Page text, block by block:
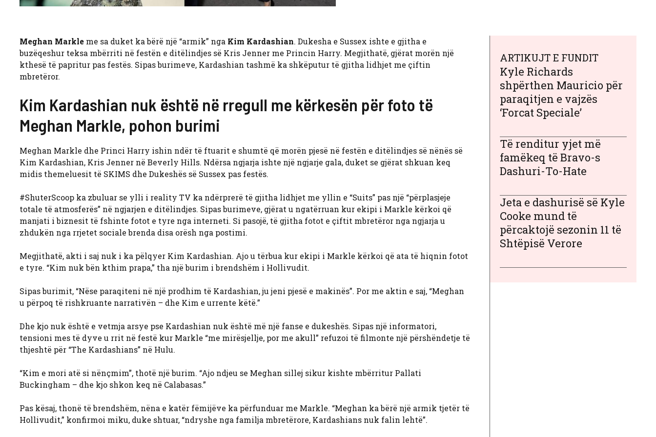
Meghan Markle me sa duket ka bërë një “armik” nga Kim Kardashian. Dukesha e Sussex ishte e gjitha e
buzëqeshur teksa mbërriti në festën e ditëlindjes së Kris Jenner me Princin Harry. Megjithatë, gjërat morën një
kthesë të papritur pas festës. Sipas burimeve, Kardashian tashmë ka shkëputur të gjitha lidhjet me çiftin
mbretëror.
Kim Kardashian nuk është në rregull me kërkesën për foto të
Meghan Markle, pohon burimi
Meghan Markle dhe Princi Harry ishin ndër të ftuarit e shumtë që morën pjesë në festën e ditëlindjes së nënës së
Kim Kardashian, Kris Jenner në Beverly Hills. Ndërsa ngjarja ishte një ngjarje gala, duket se gjërat shkuan keq
midis themeluesit të SKIMS dhe Dukeshës së Sussex pas festës.
#ShuterScoop ka zbuluar se ylli i reality TV ka ndërprerë të gjitha lidhjet me yllin e “Suits” pas një “përplasjeje
totale të atmosferës” në ngjarjen e ditëlindjes. Sipas burimeve, gjërat u ngatërruan kur ekipi i Markle kërkoi që
manjati i biznesit të fshinte fotot e tyre nga interneti. Si pasojë, të gjitha fotot e çiftit mbretëror nga ngjarja u
zhdukën nga rrjetet sociale brenda disa orësh nga postimi.
Megjithatë, akti i saj nuk i ka pëlqyer Kim Kardashian. Ajo u tërbua kur ekipi i Markle kërkoi që ata të hiqnin fotot
e tyre. “Kim nuk bën kthim prapa,” tha një burim i brendshëm i Hollivudit.
Sipas burimit, “Nëse paraqiteni në një prodhim të Kardashian, ju jeni pjesë e makinës”. Por me aktin e saj, “Meghan
u përpoq të rishkruante narrativën – dhe Kim e urrente këtë.”
Dhe kjo nuk është e vetmja arsye pse Kardashian nuk është më një fanse e dukeshës. Sipas një informatori,
tensioni mes të dyve u rrit në festë kur Markle “me mirësjellje, por me akull” refuzoi të filmonte një përshëndetje të
thjeshtë për “The Kardashians” në Hulu.
“Kim e mori atë si nënçmim”, thotë një burim. “Ajo ndjeu se Meghan sillej sikur kishte mbërritur Pallati
Buckingham – dhe kjo shkon keq në Calabasas.”
Pas kësaj, thonë të brendshëm, nëna e katër fëmijëve ka përfunduar me Markle. “Meghan ka bërë një armik tjetër të
Hollivudit,” konfirmoi miku, duke shtuar, “ndryshe nga familja mbretërore, Kardashians nuk falin lehtë”.
ARTIKUJT E FUNDIT
Kyle Richards
shpërthen Mauricio për
paraqitjen e vajzës
‘Forcat Speciale’
Të renditur yjet më
famëkeq të Bravo-s
Dashuri-To-Hate
Jeta e dashurisë së Kyle
Cooke mund të
përcaktojë sezonin 11 të
Shtëpisë Verore